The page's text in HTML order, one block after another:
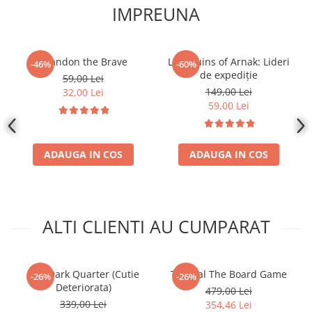
Star Wars Unlimited
UniVersus CCG
Neverrift TCG
Riftbound League of Legends TCG
Hololive
Magic The Gathering TCG
Grand Archive TCG
Alte TCG-uri
Carti singles
IMPREUNA
-46%Brandon the Brave
59,00 Lei
32,00 Lei
ADAUGA IN COS
-60%
Lost Ruins of Arnak: Lideri
de expediție
149,00 Lei
59,00 Lei
ADAUGA IN COS
ALTI CLIENTI AU CUMPARAT
-26%
The Dark Quarter (Cutie
Deteriorata)
339,00 Lei
-26%
Thorgal The Board Game
479,00 Lei
354,46 Lei